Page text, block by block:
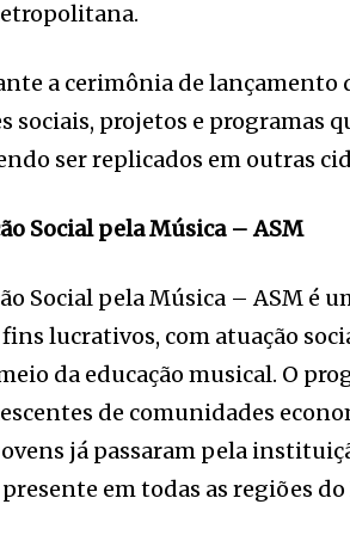
a cerimônia de lançamento
sociais, projetos e programas
ser replicados em outras
Social pela Música – ASM
Social pela Música – ASM é
fins lucrativos, com atuação
da educação musical. O
de comunidades
já passaram pela
em todas as regiões do